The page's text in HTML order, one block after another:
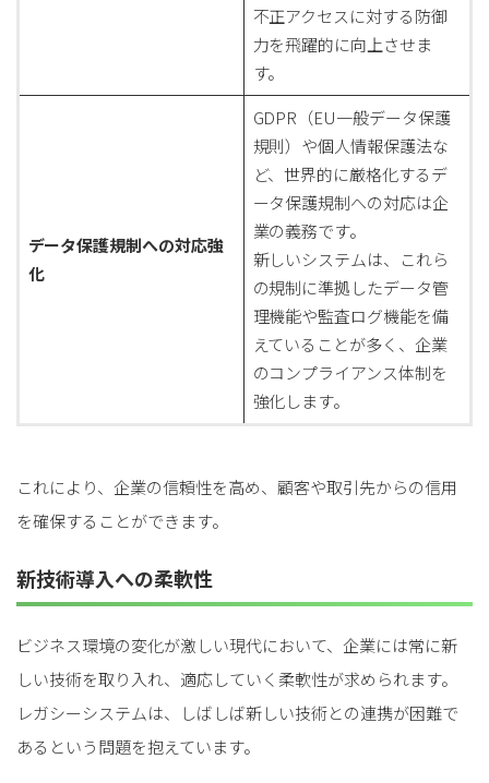
不正アクセスに対する防御
力を飛躍的に向上させま
す。
データ保護規制への対応強
化
GDPR（EU一般データ保護
規則）や個人情報保護法な
ど、世界的に厳格化するデ
ータ保護規制への対応は企
業の義務です。
新しいシステムは、これら
の規制に準拠したデータ管
理機能や監査ログ機能を備
えていることが多く、企業
のコンプライアンス体制を
強化します。
これにより、企業の信頼性を高め、顧客や取引先からの信用
を確保することができます。
新技術導入への柔軟性
ビジネス環境の変化が激しい現代において、企業には常に新
しい技術を取り入れ、適応していく柔軟性が求められます。
レガシーシステムは、しばしば新しい技術との連携が困難で
あるという問題を抱えています。